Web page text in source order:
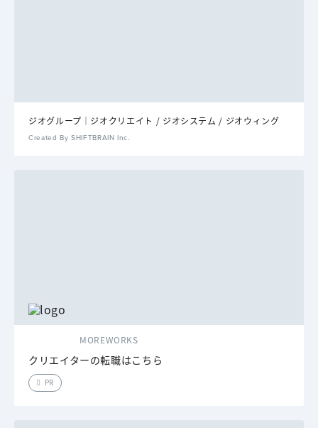
ジオグループ│ジオクリエイト / ジオシステム / ジオウィング
Created By SHIFTBRAIN Inc.
MOREWORKS
クリエイターの転職はこちら
PR